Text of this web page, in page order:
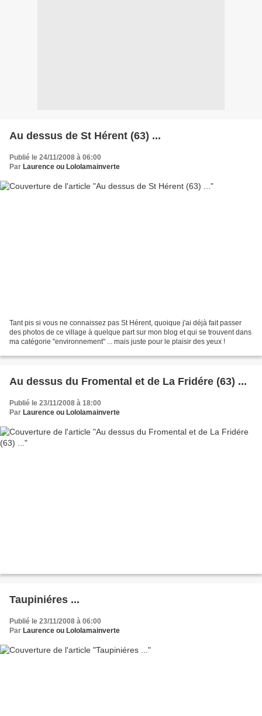
Au dessus de St Hérent (63) ...
Publié le 24/11/2008 à 06:00
Par Laurence ou Lololamainverte
Tant pis si vous ne connaissez pas St Hérent, quoique j'ai déjà fait passer
des photos de ce village à quelque part sur mon blog et qui se trouvent dans
ma catégorie "environnement" ... mais juste pour le plaisir des yeux !
Au dessus du Fromental et de La Fridére (63) ...
Publié le 23/11/2008 à 18:00
Par Laurence ou Lololamainverte
Taupiniéres ...
Publié le 23/11/2008 à 06:00
Par Laurence ou Lololamainverte